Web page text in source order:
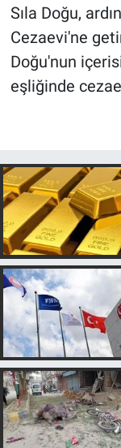
Sıla Doğu,
Cezaevi'ne
Doğu'nun
eşliğinde